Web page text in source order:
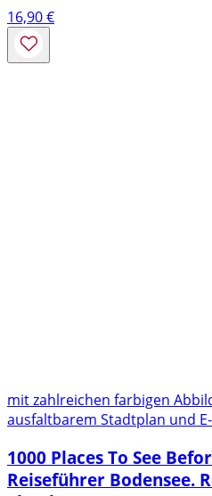
16,90€
mit zahlreichen farbigen
ausfaltbarem Stadtplan und
1000 Places To See
Reiseführer Bodensee.